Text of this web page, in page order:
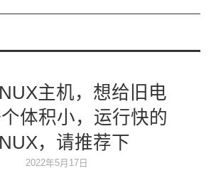
域名出售
主机，想给旧电
体积小，运行快的
，请推荐下
2022年5月17日